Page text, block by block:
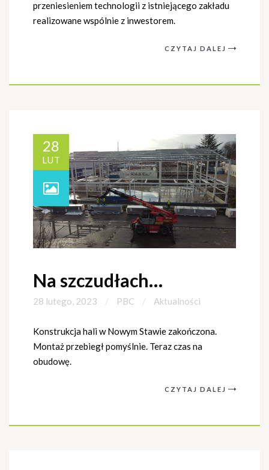
przeniesieniem technologii z istniejącego zakładu
realizowane wspólnie z inwestorem.
CZYTAJ DALEJ
28
LUT
Na szczudłach…
28 lutego, 2023 PBC Aktualności
Konstrukcja hali w Nowym Stawie zakończona.
Montaż przebiegł pomyślnie. Teraz czas na
obudowę.
CZYTAJ DALEJ